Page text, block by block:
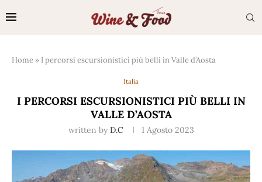
Home » I percorsi escursionistici più belli in Valle d’Aosta
Italia
I PERCORSI ESCURSIONISTICI PIÙ BELLI IN
VALLE D’AOSTA
written by D.C 1 Agosto 2023